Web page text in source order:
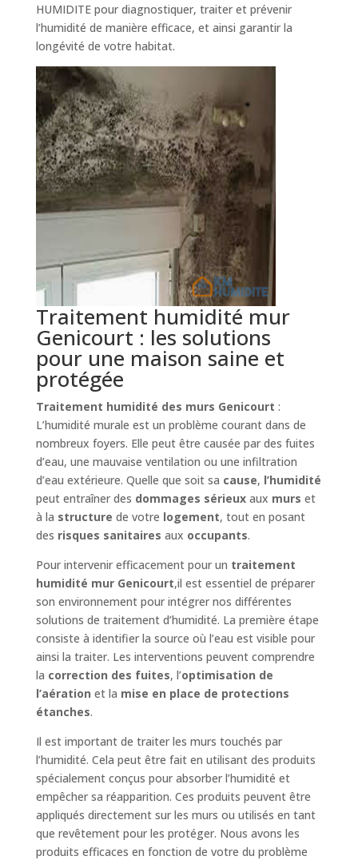
HUMIDITE pour diagnostiquer, traiter et prévenir
l’humidité de manière efficace, et ainsi garantir la
longévité de votre habitat.
Traitement humidité mur
Genicourt : les solutions
pour une maison saine et
protégée
Traitement humidité des murs Genicourt :
L’humidité murale est un problème courant dans de
nombreux foyers. Elle peut être causée par des fuites
d’eau, une mauvaise ventilation ou une infiltration
d’eau extérieure. Quelle que soit sa cause, l’humidité
peut entraîner des dommages sérieuxaux murs et
à la structure de votre logement, tout en posant
des risques sanitaires aux occupants.
Pour intervenir efficacement pour un traitement
humidité mur Genicourt,il est essentiel de préparer
son environnement pour intégrer nos différentes
solutions de traitement d’humidité. La première étape
consiste à identifier la source où l’eau est visible pour
ainsi la traiter. Les interventions peuvent comprendre
la correction des fuites, l’optimisation de
l’aération et la mise en place de protections
étanches.
Il est important de traiter les murs touchés par
l’humidité. Cela peut être fait en utilisant des produits
spécialement conçus pour absorber l’humidité et
empêcher sa réapparition. Ces produits peuvent être
appliqués directement sur les murs ou utilisés en tant
que revêtement pour les protéger. Nous avons les
produits efficaces en fonction de votre du problème